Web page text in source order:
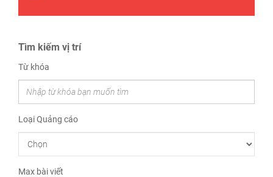
Tìm kiếm vị trí
Từ khóa
Loại Quảng cáo
Max bài viết